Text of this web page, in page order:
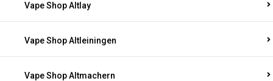
Vape Shop Altlay
Vape Shop Altleiningen
Vape Shop Altmachern